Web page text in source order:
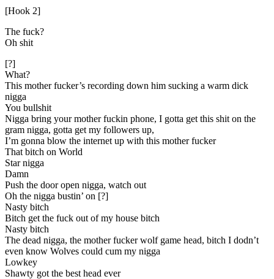
[Hook 2]
The fuck?
Oh shit
[?]
What?
This mother fucker’s recording down him sucking a warm dick
nigga
You bullshit
Nigga bring your mother fuckin phone, I gotta get this shit on the
gram nigga, gotta get my followers up,
I’m gonna blow the internet up with this mother fucker
That bitch on World
Star nigga
Damn
Push the door open nigga, watch out
Oh the nigga bustin’ on [?]
Nasty bitch
Bitch get the fuck out of my house bitch
Nasty bitch
The dead nigga, the mother fucker wolf game head, bitch I dodn’t
even know Wolves could cum my nigga
Lowkey
Shawty got the best head ever